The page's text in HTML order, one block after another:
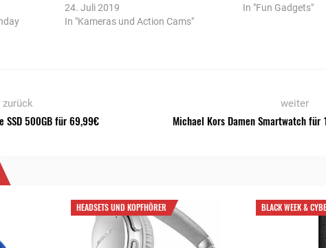
24. Juli 2019
In "Kameras und Action Cams"
In "Fun Gadgets"
zurück
SSD 500GB für 69,99€
weiter
Michael Kors Damen Smartwatch
HEADSETS UND KOPFHÖRER BLACK WEEK &